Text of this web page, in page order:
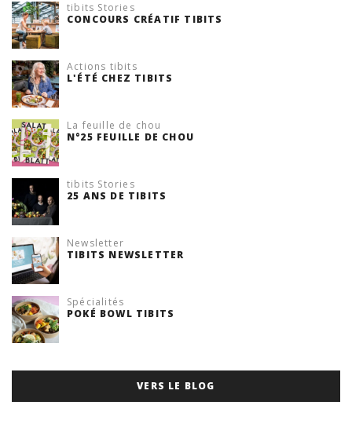
tibits Stories
CONCOURS CRÉATIF TIBITS
Actions tibits
L'ÉTÉ CHEZ TIBITS
La feuille de chou
N°25 FEUILLE DE CHOU
tibits Stories
25 ANS DE TIBITS
Newsletter
TIBITS NEWSLETTER
Spécialités
POKÉ BOWL TIBITS
VERS LE BLOG